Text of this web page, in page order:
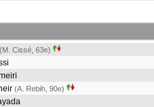
(M. Cissé, 63e)
(A. Rebih, 90e)